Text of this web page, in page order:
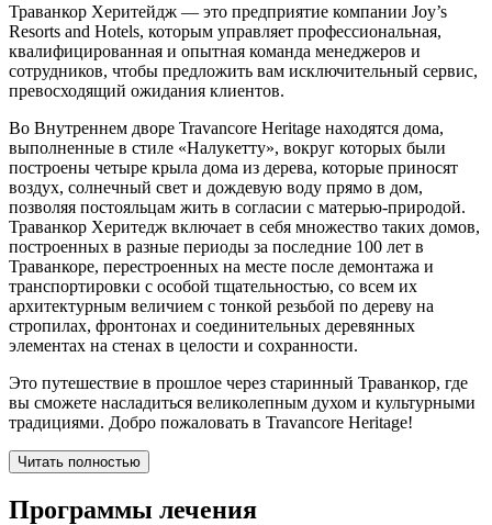
Траванкор Херитейдж — это предприятие компании Joy’s
Resorts and Hotels, которым управляет профессиональная,
квалифицированная и опытная команда менеджеров и
сотрудников, чтобы предложить вам исключительный сервис,
превосходящий ожидания клиентов.
Во Внутреннем дворе Travancore Heritage находятся дома,
выполненные в стиле «Налукетту», вокруг которых были
построены четыре крыла дома из дерева, которые приносят
воздух, солнечный свет и дождевую воду прямо в дом,
позволяя постояльцам жить в согласии с матерью-природой.
Траванкор Херитедж включает в себя множество таких домов,
построенных в разные периоды за последние 100 лет в
Траванкоре, перестроенных на месте после демонтажа и
транспортировки с особой тщательностью, со всем их
архитектурным величием с тонкой резьбой по дереву на
стропилах, фронтонах и соединительных деревянных
элементах на стенах в целости и сохранности.
Это путешествие в прошлое через старинный Траванкор, где
вы сможете насладиться великолепным духом и культурными
традициями. Добро пожаловать в Travancore Heritage!
Читать полностью
Программы лечения